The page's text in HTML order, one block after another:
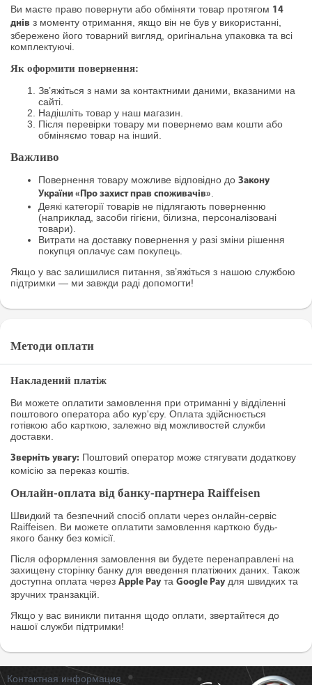
Ви маєте право повернути або обміняти товар протягом 14
днів з моменту отримання, якщо він не був у використанні,
збережено його товарний вигляд, оригінальна упаковка та всі
комплектуючі.
Як оформити повернення:
Зв’яжіться з нами за контактними даними, вказаними на
сайті.
Надішліть товар у наш магазин.
Після перевірки товару ми повернемо вам кошти або
обміняємо товар на інший.
Важливо
Повернення товару можливе відповідно до Закону
України «Про захист прав споживачів».
Деякі категорії товарів не підлягають поверненню
(наприклад, засоби гігієни, білизна, персоналізовані
товари).
Витрати на доставку повернення у разі зміни рішення
покупця оплачує сам покупець.
Якщо у вас залишилися питання, зв’яжіться з нашою службою
підтримки — ми завжди раді допомогти!
Методи оплати
Накладений платіж
Ви можете оплатити замовлення при отриманні у відділенні
поштового оператора або кур'єру. Оплата здійснюється
готівкою або карткою, залежно від можливостей служби
доставки.
Зверніть увагу: Поштовий оператор може стягувати додаткову
комісію за переказ коштів.
Онлайн-оплата від банку-партнера Raiffeisen
Швидкий та безпечний спосіб оплати через онлайн-сервіс
Raiffeisen. Ви можете оплатити замовлення карткою будь-
якого банку без комісії.
Після оформлення замовлення ви будете перенаправлені на
захищену сторінку банку для введення платіжних даних. Також
доступна оплата через Apple Pay та Google Pay для швидких та
зручних транзакцій.
Якщо у вас виникли питання щодо оплати, звертайтеся до
нашої служби підтримки!
Контактная информация